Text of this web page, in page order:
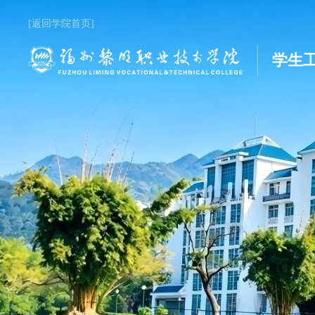
[返回学院首页]
学生